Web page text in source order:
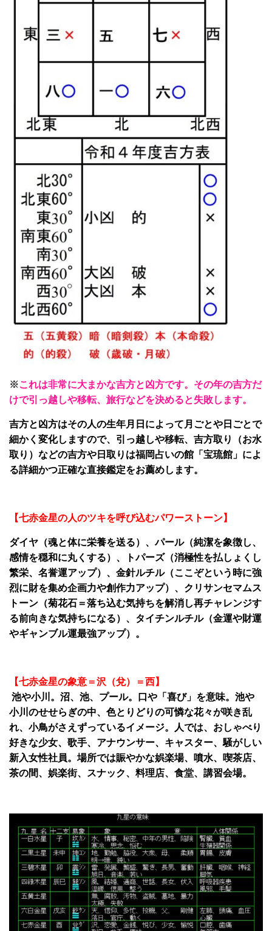
※これは非常に大まかな吉方と凶方です。その年の吉方だ
けで引っ越しや移転、旅行などを決めると失敗します。
吉方と凶方はその人の生年月日によって月ごとや日ごとで
細かく変化しますので、引っ越しや移転、吉方取り（お水
取り）などの吉方や日取りは福岡占いの館「宝琉館」によ
る詳細かつ正確な直接鑑定をお薦めします。
【七赤金星の人のツキを呼び込むパワーストーン】
ダイヤ（魂と体に栄養を送る）、パール（純潔を象徴し、
感情を穏和に丸くする）、トパーズ（消極性を払しょくし
繁栄、名誉運アップ）、金針ルチル（ここぞという時に強
烈に財を集め企画力や創作力アップ）、クリサンセマムス
トーン（菊花石＝落ち込む気持ちを解消し再チャレンジす
る前向きな気持ちになる）、タイチンルチル（金運や財運
やギャンブル運最強アップ）。
【七赤金星の象意＝沢（兌）＝西】
池や小川。沼、池、プール。口や「喜び」を意味。池や
小川のせせらぎの中、色とりどりの可憐な花々が咲き乱
れ、小鳥がさえずっているイメージ。人では、おしゃべり
好きな少女、歌手、アナウンサー、キャスター、騒がしい
新入女性社員。場所では賑やかな娯楽場、噴水、喫茶店、
茶の間、娯楽街、スナック、料理店、食堂、講習会場。